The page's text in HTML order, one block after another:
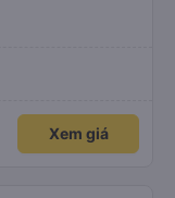
Xem giá